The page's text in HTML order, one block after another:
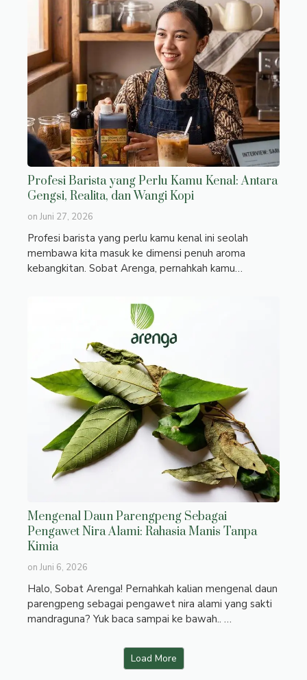
Profesi Barista yang Perlu Kamu Kenal: Antara
Gengsi, Realita, dan Wangi Kopi
on Juni 27, 2026
Profesi barista yang perlu kamu kenal ini seolah
membawa kita masuk ke dimensi penuh aroma
kebangkitan. Sobat Arenga, pernahkah kamu…
Mengenal Daun Parengpeng Sebagai
Pengawet Nira Alami: Rahasia Manis Tanpa
Kimia
on Juni 6, 2026
Halo, Sobat Arenga! Pernahkah kalian mengenal daun
parengpeng sebagai pengawet nira alami yang sakti
mandraguna? Yuk baca sampai ke bawah.. …
Load More